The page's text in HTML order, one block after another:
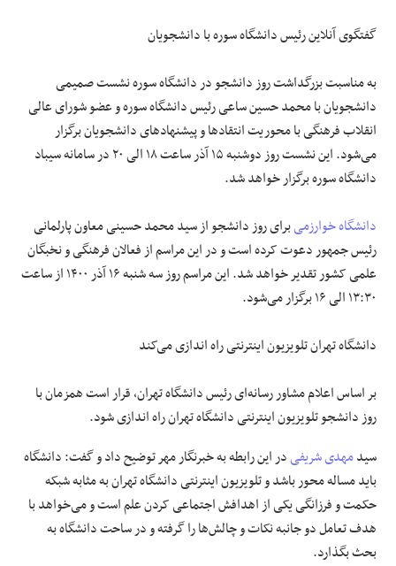
گفتگوی آنلاین رئیس دانشگاه سوره با دانشجویان
به مناسبت بزرگداشت روز دانشجو در دانشگاه سوره نشست صمیمی
دانشجویان با محمد حسین ساعی رئیس دانشگاه سوره و عضو شورای عالی
انقلاب فرهنگی با محوریت انتقادها و پیشنهادهای دانشجویان برگزار
می‌شود. این نشست روز دوشنبه ۱۵ آذر ساعت ۱۸ الی ۲۰ در سامانه سیباد
دانشگاه سوره برگزار خواهد شد.
دانشگاه خوارزمیبرای روز دانشجو از سید محمد حسینی معاون پارلمانی
رئیس جمهور دعوت کرده است و در این مراسم از فعالان فرهنگی و نخبگان
علمی کشور تقدیر خواهد شد. این مراسم روز سه شنبه ۱۶ آذر
از ساعت
۱۳:۳۰ الی ۱۶ برگزار می‌شود.
دانشگاه تهران تلویزیون اینترنتی راه اندازی می‌کند
بر اساس اعلام مشاور رسانه‌ای رئیس دانشگاه تهران، قرار است همزمان با
روز دانشجو تلویزیون اینترنتی دانشگاه تهران راه اندازی شود.
سیدمهدی شریفیدر این رابطه به خبرنگار مهر توضیح داد و گفت: دانشگاه
باید مساله محور باشد و تلویزیون اینترنتی دانشگاه تهران به مثابه شبکه
حکمت و فرزانگی یکی از اهدافش اجتماعی کردن علم است و می‌خواهد با
هدف تعامل دو جانبه نکات و چالش‌ها را گرفته و در ساحت دانشگاه به
بحث بگذارد.